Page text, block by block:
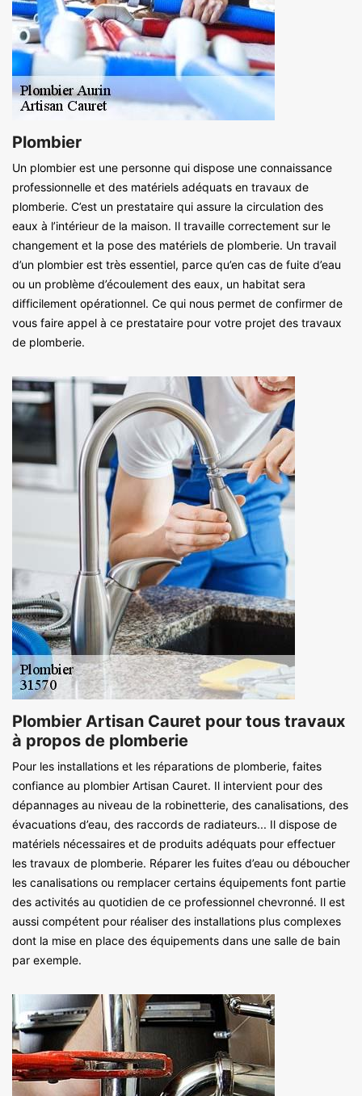
Plombier
Un plombier est une personne qui dispose une connaissance
professionnelle et des matériels adéquats en travaux de
plomberie. C’est un prestataire qui assure la circulation des
eaux à l’intérieur de la maison. Il travaille correctement sur le
changement et la pose des matériels de plomberie. Un travail
d’un plombier est très essentiel, parce qu’en cas de fuite d’eau
ou un problème d’écoulement des eaux, un habitat sera
difficilement opérationnel. Ce qui nous permet de confirmer de
vous faire appel à ce prestataire pour votre projet des travaux
de plomberie.
Plombier Artisan Cauret pour tous travaux
à propos de plomberie
Pour les installations et les réparations de plomberie, faites
confiance au plombier Artisan Cauret. Il intervient pour des
dépannages au niveau de la robinetterie, des canalisations, des
évacuations d’eau, des raccords de radiateurs... Il dispose de
matériels nécessaires et de produits adéquats pour effectuer
les travaux de plomberie. Réparer les fuites d’eau ou déboucher
les canalisations ou remplacer certains équipements font partie
des activités au quotidien de ce professionnel chevronné. Il est
aussi compétent pour réaliser des installations plus complexes
dont la mise en place des équipements dans une salle de bain
par exemple.